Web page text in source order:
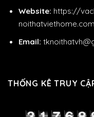
Website: https://
Email:
THỐNG KÊ TRUY